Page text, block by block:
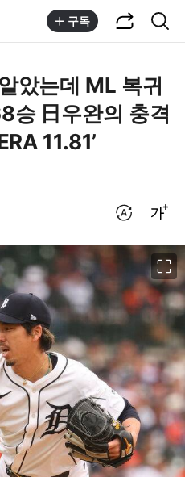
구독
았는데 ML 복귀
승 日우완의 충격
11.81’